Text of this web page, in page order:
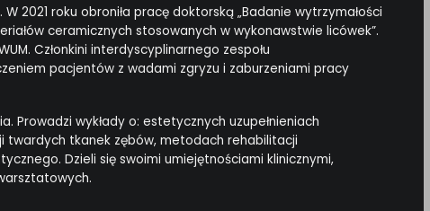
2021 roku obroniła pracę doktorską „Badanie wytrzymałości
ceramicznych stosowanych w wykonawstwie licówek”.
Członkini interdyscyplinarnego zespołu
pacjentów z wadami zgryzu i zaburzeniami pracy
Prowadzi wykłady o: estetycznych uzupełnieniach
twardych tkanek zębów, metodach rehabilitacji
Dzieli się swoimi umiejętnościami klinicznymi,